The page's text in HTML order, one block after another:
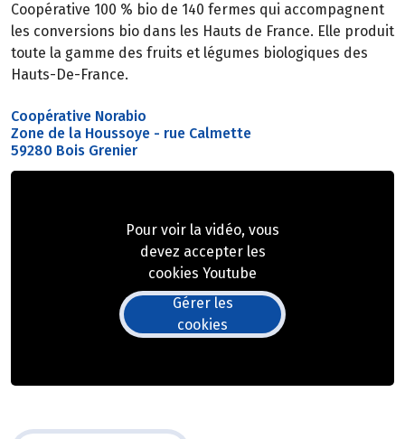
Coopérative 100 % bio de 140 fermes qui accompagnent
les conversions bio dans les Hauts de France. Elle produit
toute la gamme des fruits et légumes biologiques des
Hauts-De-France.
Coopérative Norabio
Zone de la Houssoye - rue Calmette
59280 Bois Grenier
Pour voir la vidéo, vous
devez accepter les
cookies Youtube
Gérer les
cookies